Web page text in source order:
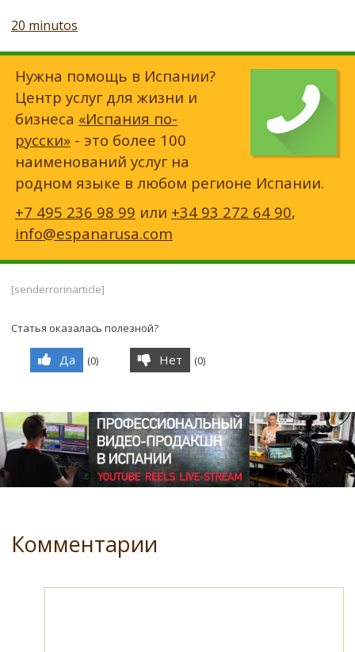
20 minutos
Нужна помощь в Испании?
Центр услуг для жизни и
бизнеса «Испания по-
русски» - это более 100
наименований услуг на
родном языке в любом регионе Испании.
+7 495 236 98 99 или +34 93 272 64 90,
info@espanarusa.com
[senderrorinarticle]
Статья оказалась полезной?
Да (0) Нет (0)
Комментарии